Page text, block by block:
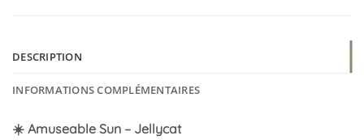
DESCRIPTION
INFORMATIONS COMPLÉMENTAIRES
☀️ Amuseable Sun – Jellycat